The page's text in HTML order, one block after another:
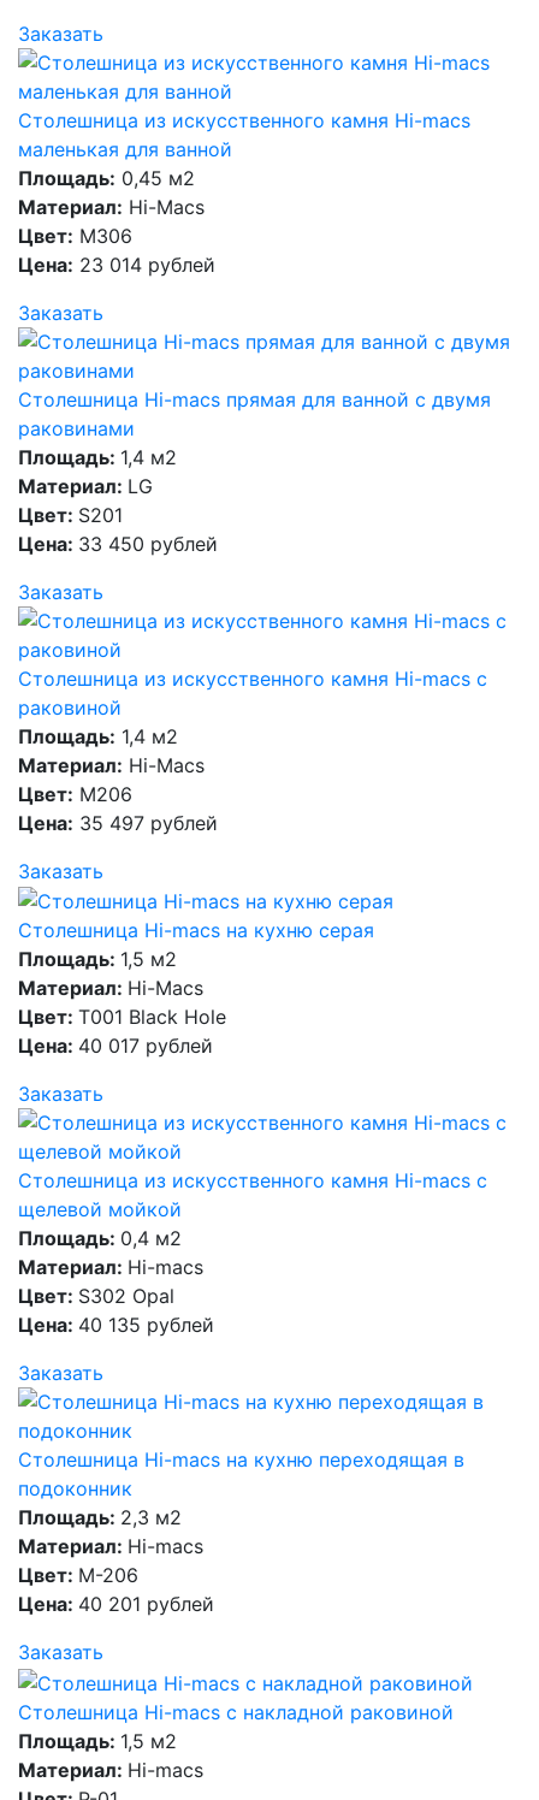
Заказать
Столешница из искусственного камня Hi-macs
маленькая для ванной
Площадь: 0,45 м2
Материал: Hi-Macs
Цвет: M306
Цена: 23 014 рублей
Заказать
Столешница Hi-macs прямая для ванной с двумя
раковинами
Площадь: 1,4 м2
Материал: LG
Цвет: S201
Цена: 33 450 рублей
Заказать
Столешница из искусственного камня Hi-macs с
раковиной
Площадь: 1,4 м2
Материал: Hi-Macs
Цвет: M206
Цена: 35 497 рублей
Заказать
Столешница Hi-macs на кухню серая
Площадь: 1,5 м2
Материал: Hi-Macs
Цвет: T001 Black Hole
Цена: 40 017 рублей
Заказать
Столешница из искусственного камня Hi-macs с
щелевой мойкой
Площадь: 0,4 м2
Материал: Hi-macs
Цвет: S302 Opal
Цена: 40 135 рублей
Заказать
Столешница Hi-macs на кухню переходящая в
подоконник
Площадь: 2,3 м2
Материал: Hi-macs
Цвет: M-206
Цена: 40 201 рублей
Заказать
Столешница Hi-macs с накладной раковиной
Площадь: 1,5 м2
Материал: Hi-macs